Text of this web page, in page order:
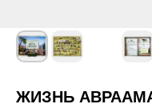
ЖИЗНЬ